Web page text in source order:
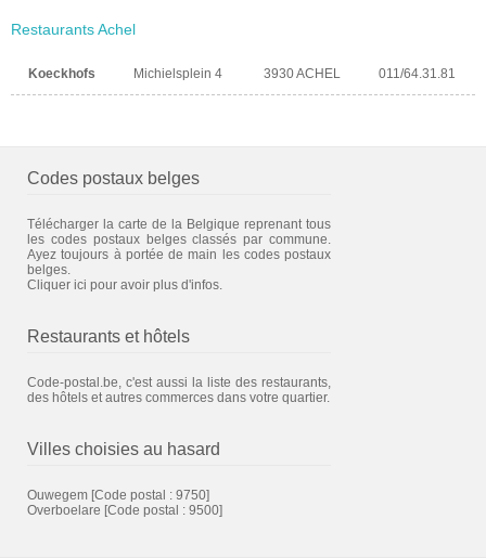
Restaurants Achel
Koeckhofs Michielsplein 4 3930 ACHEL 011/64.31.81
Codes postaux belges
Télécharger la carte de la Belgique reprenant tous
les codes postaux belges classés par commune.
Ayez toujours à portée de main les codes postaux
belges.
Cliquer ici pour avoir plus d'infos.
Restaurants et hôtels
Code-postal.be, c'est aussi la liste des restaurants,
des hôtels et autres commerces dans votre quartier.
Villes choisies au hasard
Ouwegem [Code postal : 9750]
Overboelare [Code postal : 9500]